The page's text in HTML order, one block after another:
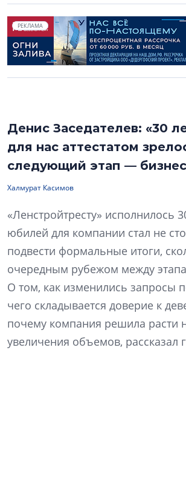
РЕКЛАМА
Денис Заседателев: «30
для нас аттестатом
следующий этап —
Халмурат Касимов
«Ленстройтресту» исполнилось
юбилей для компании стал не
подвести формальные итоги,
очередным рубежом между
О том, как изменились запросы
чего складывается доверие к
почему компания решила расти
увеличения объемов, рассказал